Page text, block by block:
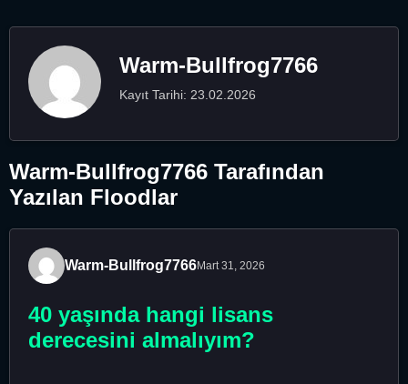
Warm-Bullfrog7766
Kayıt Tarihi: 23.02.2026
Warm-Bullfrog7766 Tarafından
Yazılan Floodlar
Warm-Bullfrog7766Mart 31, 2026
40 yaşında hangi lisans
derecesini almalıyım?